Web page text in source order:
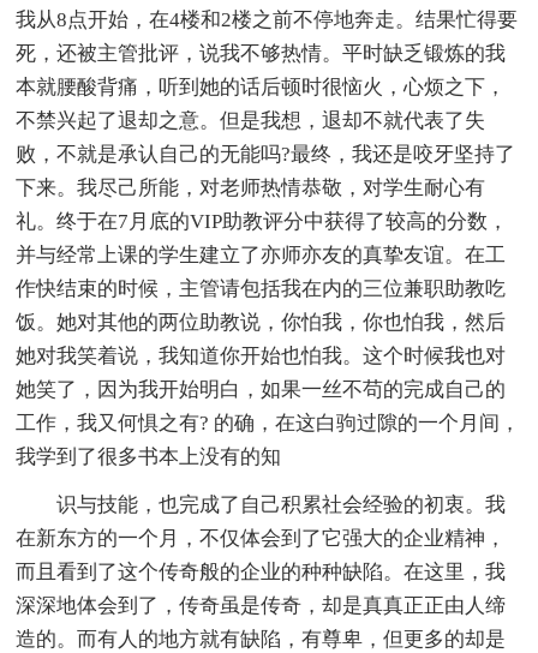
我从8点开始，在4楼和2楼之前不停地奔走。结果忙得要
死，还被主管批评，说我不够热情。平时缺乏锻炼的我
本就腰酸背痛，听到她的话后顿时很恼火，心烦之下，
不禁兴起了退却之意。但是我想，退却不就代表了失
败，不就是承认自己的无能吗?最终，我还是咬牙坚持了
下来。我尽己所能，对老师热情恭敬，对学生耐心有
礼。终于在7月底的VIP助教评分中获得了较高的分数，
并与经常上课的学生建立了亦师亦友的真挚友谊。在工
作快结束的时候，主管请包括我在内的三位兼职助教吃
饭。她对其他的两位助教说，你怕我，你也怕我，然后
她对我笑着说，我知道你开始也怕我。这个时候我也对
她笑了，因为我开始明白，如果一丝不苟的完成自己的
工作，我又何惧之有? 的确，在这白驹过隙的一个月间，
我学到了很多书本上没有的知
识与技能，也完成了自己积累社会经验的初衷。我
在新东方的一个月，不仅体会到了它强大的企业精神，
而且看到了这个传奇般的企业的种种缺陷。在这里，我
深深地体会到了，传奇虽是传奇，却是真真正正由人缔
造的。而有人的地方就有缺陷，有尊卑，但更多的却是